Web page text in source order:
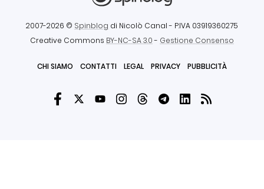
2007-2026 © Spinblog di Nicolò Canal - P.IVA 03919360275
Creative Commons BY-NC-SA 3.0- Gestione Consenso
CHI SIAMO CONTATTI LEGAL PRIVACY PUBBLICITÀ